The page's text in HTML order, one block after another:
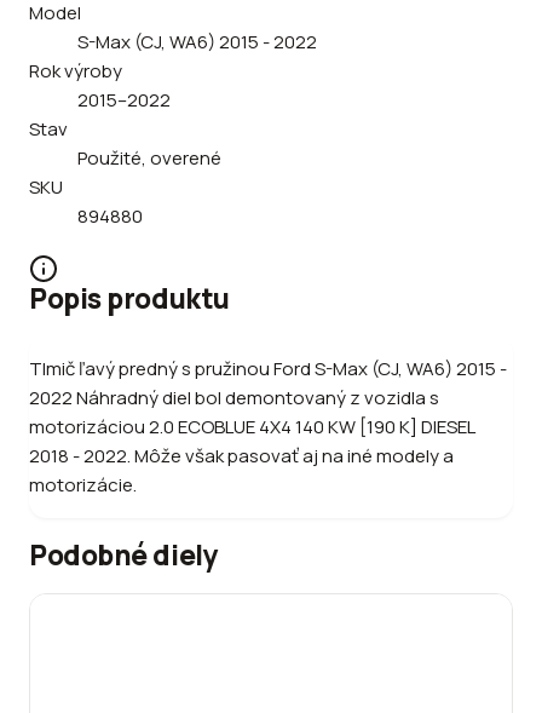
Model
S-Max (CJ, WA6) 2015 - 2022
Rok výroby
2015–2022
Stav
Použité, overené
SKU
894880
Popis produktu
Tlmič ľavý predný s pružinou Ford S-Max (CJ, WA6) 2015 -
2022 Náhradný diel bol demontovaný z vozidla s
motorizáciou 2.0 ECOBLUE 4X4 140 KW [190 K] DIESEL
2018 - 2022. Môže však pasovať aj na iné modely a
motorizácie.
Podobné diely